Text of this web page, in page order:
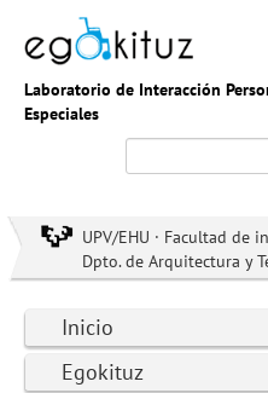
Laboratorio de Interacción
Especiales
UPV/EHU · Facultad de
Dpto. de Arquitectura y
Inicio
Egokituz